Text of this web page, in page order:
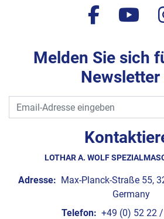
LOTHAR A. WOLF
Adresse: Max-Planck-Straße 55,
Germany
Telefon: +49 (0) 52 22
Melden Sie sich
Newsletter